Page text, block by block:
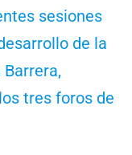
sesiones
de la
tres foros de